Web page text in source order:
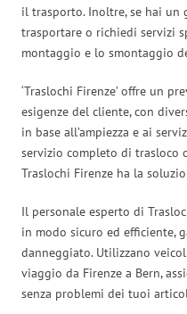
il trasporto. Inoltre, se hai un
trasportare o richiedi servizi
montaggio e lo smontaggio
‘Traslochi Firenze’ offre un
esigenze del cliente, con
in base all’ampiezza e ai
servizio completo di trasloco
Traslochi Firenze ha la
Il personale esperto di
in modo sicuro ed efficiente,
danneggiato. Utilizzano
viaggio da Firenze a Bern,
senza problemi dei tuoi